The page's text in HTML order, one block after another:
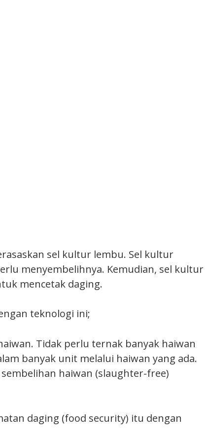
sel kultur lembu. Sel kultur
menyembelihnya. Kemudian, sel kultur
mencetak daging.
teknologi ini;
Tidak perlu ternak banyak haiwan
banyak unit melalui haiwan yang ada.
haiwan (slaughter-free)
daging (food security) itu dengan